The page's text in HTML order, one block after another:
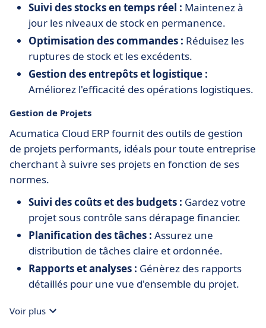
Suivi des stocks en temps réel : Maintenez à
jour les niveaux de stock en permanence.
Optimisation des commandes : Réduisez les
ruptures de stock et les excédents.
Gestion des entrepôts et logistique :
Améliorez l'efficacité des opérations logistiques.
Gestion de Projets
Acumatica Cloud ERP fournit des outils de gestion
de projets performants, idéals pour toute entreprise
cherchant à suivre ses projets en fonction de ses
normes.
Suivi des coûts et des budgets : Gardez votre
projet sous contrôle sans dérapage financier.
Planification des tâches : Assurez une
distribution de tâches claire et ordonnée.
Rapports et analyses : Génèrez des rapports
détaillés pour une vue d'ensemble du projet.
Voir plus